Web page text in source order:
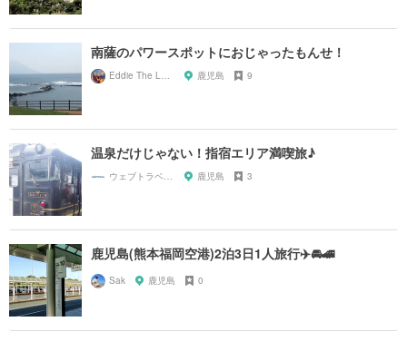
南薩のパワースポットにおじゃったもんせ！
Eddie The Legacy 鹿児島 9
温泉だけじゃない！指宿エリア満喫旅♪
ウェブトラベル 若林 鹿児島 3
鹿児島(熊本福岡空港)2泊3日1人旅行✈️🚘🚄
Sak 鹿児島 0